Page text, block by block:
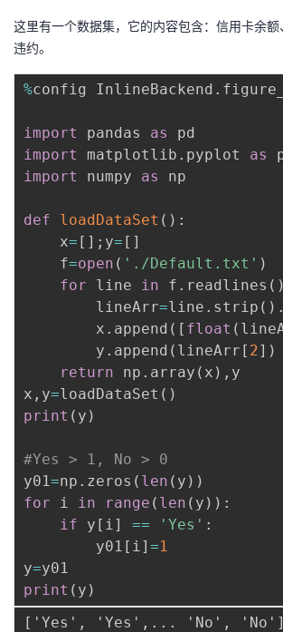
这里有一个数据集，它的内容包含：信用卡余
违约。
%config InlineBackend .
import pandas as
import
matplotlib . pyplot as
import
numpy as np
def loadDataSet ( ) :
    x
= [ ] ; y= [ ]
    f
=open ( './Default.txt' )
for line in f . readlines ( )
        lineArr
=line . strip ( ) .
        x
. append ( [ float (
        y
. append ( lineArr [ 2] )
return np . array ( x ) , y
x , y=loadDataSet ( )
print ( y )
#Yes > 1, No > 0
y01=np . zeros ( len ( y ) )
for i in range ( len ( y ) ) :
if y [ i] == 'Yes' :
        y01
[ i] =1
y=
print ( y )
['Yes', 'Yes',... 'No', 'No']